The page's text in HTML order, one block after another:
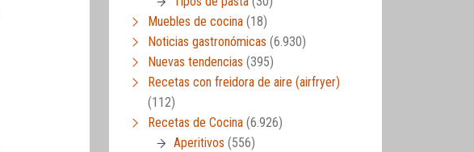
Muebles de cocina (18)
Noticias gastronómicas (6.930)
Nuevas tendencias (395)
Recetas con freidora de aire (airfryer)
(112)
Recetas de Cocina (6.926)
Aperitivos (556)